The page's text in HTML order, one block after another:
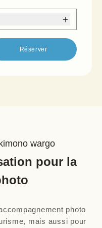
Réserver
wargo
pour la
photo
mais aussi pour